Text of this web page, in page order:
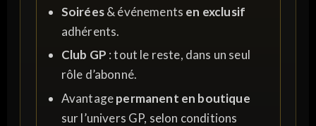
Soirées& événements en exclusif
adhérents.
Club GP : tout le reste, dans un seul
rôle d’abonné.
Avantagepermanent en boutique
sur l’univers GP, selon conditions